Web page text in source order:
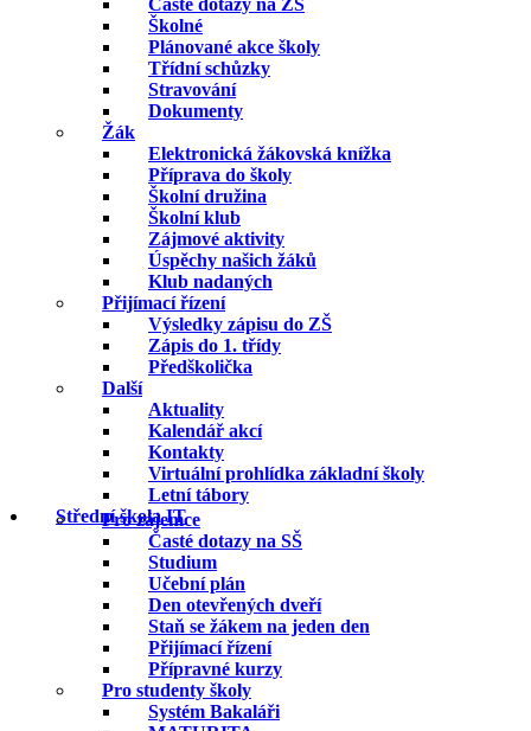
Časté dotazy na ZŠ
Školné
Plánované akce školy
Třídní schůzky
Stravování
Dokumenty
Žák
Elektronická žákovská knížka
Příprava do školy
Školní družina
Školní klub
Zájmové aktivity
Úspěchy našich žáků
Klub nadaných
Přijímací řízení
Výsledky zápisu do ZŠ
Zápis do 1. třídy
Předškolička
Další
Aktuality
Kalendář akcí
Kontakty
Virtuální prohlídka základní školy
Letní tábory
Střední škola IT
Pro zájemce
Časté dotazy na SŠ
Studium
Učební plán
Den otevřených dveří
Staň se žákem na jeden den
Přijímací řízení
Přípravné kurzy
Pro studenty školy
Systém Bakaláři